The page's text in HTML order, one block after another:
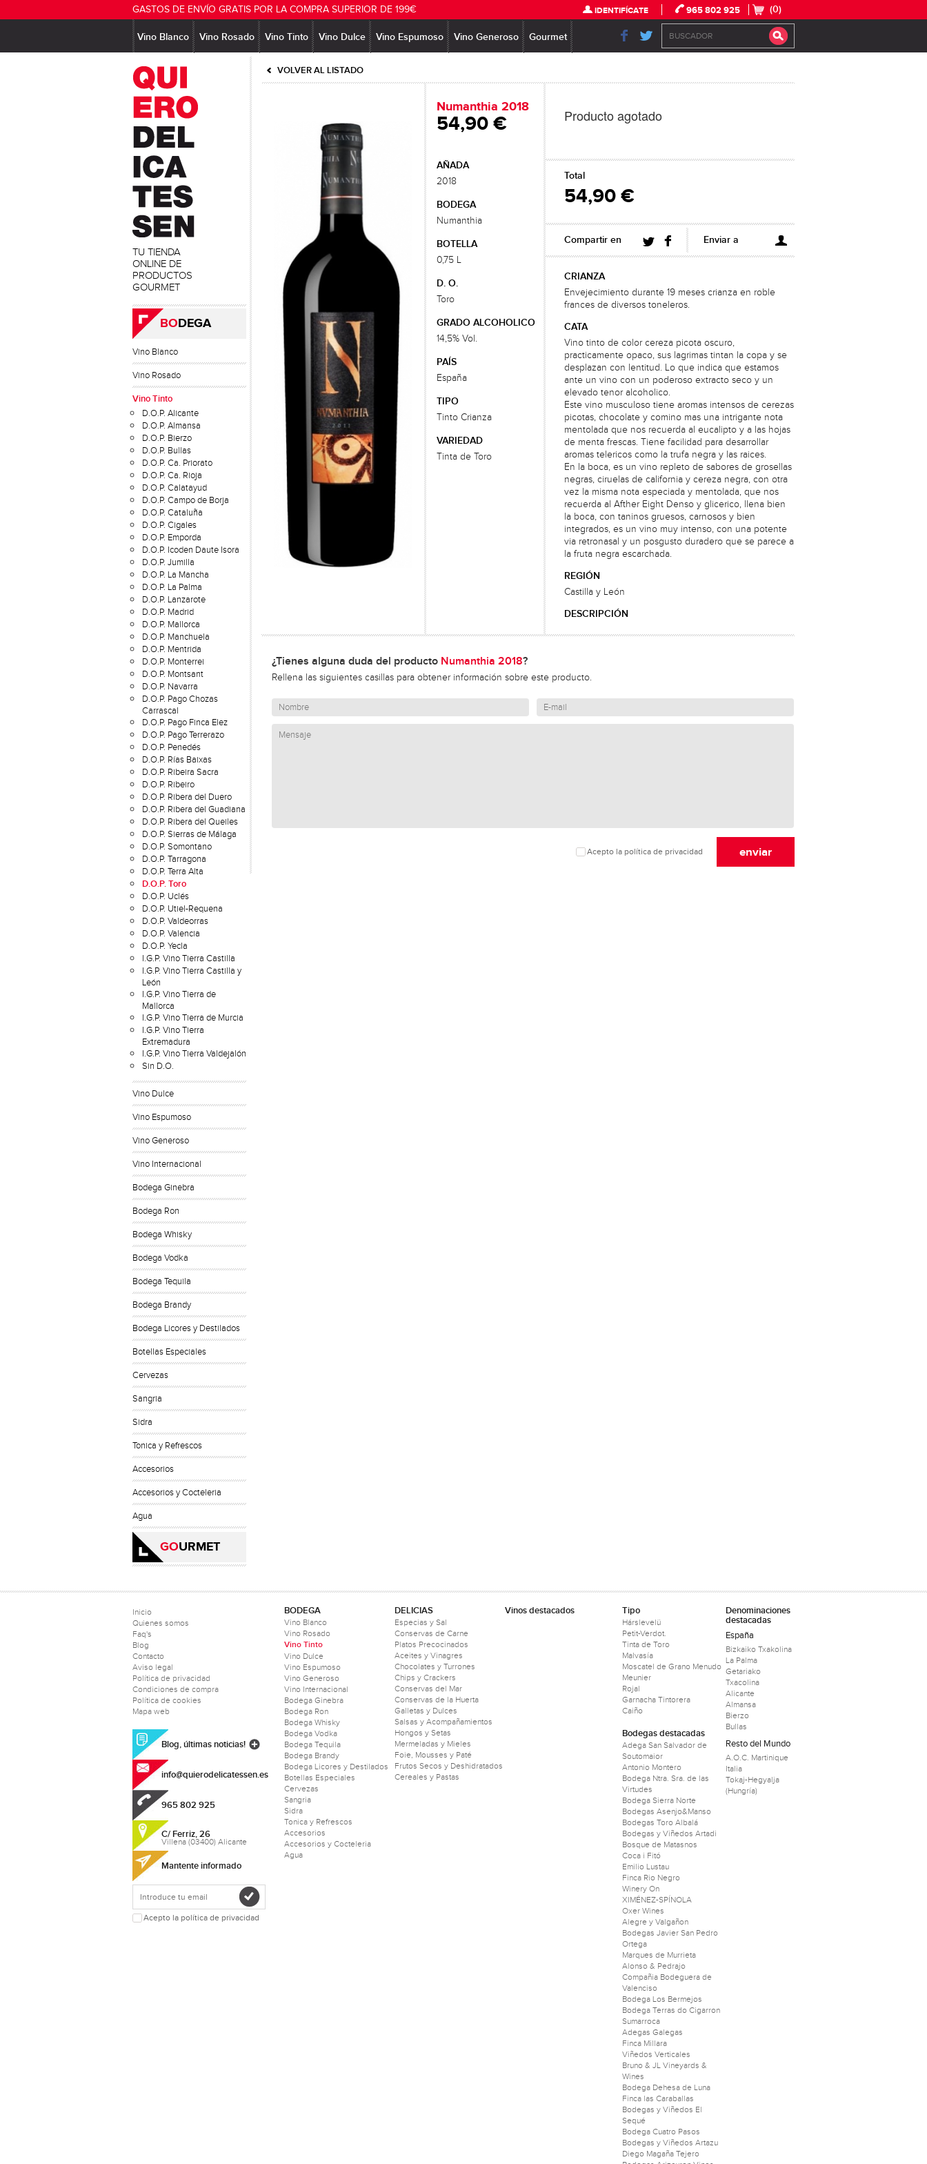
(0)
965 802 925
IDENTIFÍCATE
GASTOS DE ENVÍO GRATIS POR LA COMPRA SUPERIOR DE 199€
Vino Blanco Vino Rosado Vino Tinto Vino Dulce Vino Espumoso Vino Generoso Gourmet
TU TIENDA
ONLINE DE
PRODUCTOS
GOURMET
BODEGA
Vino Blanco
Vino Rosado
Vino Tinto
D.O.P. Alicante
D.O.P. Almansa
D.O.P. Bierzo
D.O.P. Bullas
D.O.P. Ca. Priorato
D.O.P. Ca. Rioja
D.O.P. Calatayud
D.O.P. Campo de Borja
D.O.P. Cataluña
D.O.P. Cigales
D.O.P. Emporda
D.O.P. Icoden Daute Isora
D.O.P. Jumilla
D.O.P. La Mancha
D.O.P. La Palma
D.O.P. Lanzarote
D.O.P. Madrid
D.O.P. Mallorca
D.O.P. Manchuela
D.O.P. Mentrida
D.O.P. Monterrei
D.O.P. Montsant
D.O.P. Navarra
D.O.P. Pago Chozas
Carrascal
D.O.P. Pago Finca Elez
D.O.P. Pago Terrerazo
D.O.P. Penedés
D.O.P. Rías Baixas
D.O.P. Ribeira Sacra
D.O.P. Ribeiro
D.O.P. Ribera del Duero
D.O.P. Ribera del Guadiana
D.O.P. Ribera del Queiles
D.O.P. Sierras de Málaga
D.O.P. Somontano
D.O.P. Tarragona
D.O.P. Terra Alta
D.O.P. Toro
D.O.P. Uclés
D.O.P. Utiel-Requena
D.O.P. Valdeorras
D.O.P. Valencia
D.O.P. Yecla
I.G.P. Vino Tierra Castilla
I.G.P. Vino Tierra Castilla y
León
I.G.P. Vino Tierra de
Mallorca
I.G.P. Vino Tierra de Murcia
I.G.P. Vino Tierra
Extremadura
I.G.P. Vino Tierra Valdejalón
Sin D.O.
Vino Dulce
Vino Espumoso
Vino Generoso
Vino Internacional
Bodega Ginebra
Bodega Ron
Bodega Whisky
Bodega Vodka
Bodega Tequila
Bodega Brandy
Bodega Licores y Destilados
Botellas Especiales
Cervezas
Sangria
Sidra
Tonica y Refrescos
Accesorios
Accesorios y Cocteleria
Agua
GOURMET
VOLVER AL LISTADO
Numanthia 2018
54,90 €
AÑADA
2018
BODEGA
Numanthia
BOTELLA
0,75 L
D. O.
Toro
GRADO ALCOHOLICO
14,5% Vol.
PAÍS
España
TIPO
Tinto Crianza
VARIEDAD
Tinta de Toro
Producto agotado
Total
54,90 €
Compartir en Enviar a
CRIANZA
Envejecimiento durante 19 meses crianza en roble
frances de diversos toneleros.
CATA
Vino tinto de color cereza picota oscuro,
practicamente opaco, sus lagrimas tintan la copa y se
desplazan con lentitud. Lo que indica que estamos
ante un vino con un poderoso extracto seco y un
elevado tenor alcoholico.
Este vino musculoso tiene aromas intensos de cerezas
picotas, chocolate y comino mas una intrigante nota
mentolada que nos recuerda al eucalipto y a las hojas
de menta frescas. Tiene facilidad para desarrollar
aromas telericos como la trufa negra y las raices.
En la boca, es un vino repleto de sabores de grosellas
negras, ciruelas de california y cereza negra, con otra
vez la misma nota especiada y mentolada, que nos
recuerda al Afther Eight Denso y glicerico, llena bien
la boca, con taninos gruesos, carnosos y bien
integrados, es un vino muy intenso, con una potente
via retronasal y un posgusto duradero que se parece a
la fruta negra escarchada.
REGIÓN
Castilla y León
DESCRIPCIÓN
¿Tienes alguna duda del producto Numanthia 2018?
Rellena las siguientes casillas para obtener información sobre este producto.
Acepto la política de privacidad
Inicio
Quienes somos
Faq's
Blog
Contacto
Aviso legal
Política de privacidad
Condiciones de compra
Política de cookies
Mapa web
Blog, últimas noticias!
info@quierodelicatessen.es
965 802 925
C/ Ferriz, 26
Villena (03400) Alicante
Mantente informado
Acepto la política de privacidad
BODEGA
Vino Blanco
Vino Rosado
Vino Tinto
Vino Dulce
Vino Espumoso
Vino Generoso
Vino Internacional
Bodega Ginebra
Bodega Ron
Bodega Whisky
Bodega Vodka
Bodega Tequila
Bodega Brandy
Bodega Licores y Destilados
Botellas Especiales
Cervezas
Sangria
Sidra
Tonica y Refrescos
Accesorios
Accesorios y Cocteleria
Agua
DELICIAS
Especias y Sal
Conservas de Carne
Platos Precocinados
Aceites y Vinagres
Chocolates y Turrones
Chips y Crackers
Conservas del Mar
Conservas de la Huerta
Galletas y Dulces
Salsas y Acompañamientos
Hongos y Setas
Mermeladas y Mieles
Foie, Mousses y Paté
Frutos Secos y Deshidratados
Cereales y Pastas
Vinos destacados Tipo
Hárslevelü
Petit-Verdot.
Tinta de Toro
Malvasía
Moscatel de Grano Menudo
Meunier
Rojal
Garnacha Tintorera
Caiño
Bodegas destacadas
Adega San Salvador de
Soutomaior
Antonio Montero
Bodega Ntra. Sra. de las
Virtudes
Bodega Sierra Norte
Bodegas Asenjo&Manso
Bodegas Toro Albalá
Bodegas y Viñedos Artadi
Bosque de Matasnos
Coca i Fitó
Emilio Lustau
Finca Rio Negro
Winery On
XIMÉNEZ-SPÍNOLA
Oxer Wines
Alegre y Valgañon
Bodegas Javier San Pedro
Ortega
Marques de Murrieta
Alonso & Pedrajo
Compañia Bodeguera de
Valenciso
Bodega Los Bermejos
Bodega Terras do Cigarron
Sumarroca
Adegas Galegas
Finca Millara
Viñedos Verticales
Bruno & JL Vineyards &
Wines
Bodega Dehesa de Luna
Finca las Caraballas
Bodegas y Viñedos El
Sequé
Bodega Cuatro Pasos
Bodegas y Viñedos Artazu
Diego Magaña Tejero
Denominaciones
destacadas
España
Bizkaiko Txakolina
La Palma
Getariako
Txacolina
Alicante
Almansa
Bierzo
Bullas
Resto del Mundo
A.O.C. Martinique
Italia
Tokaj-Hegyalja
(Hungría)